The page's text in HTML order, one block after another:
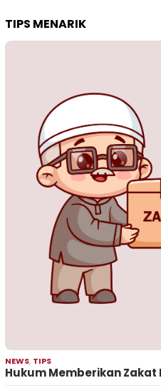
TIPS MENARIK
NEWS, TIPS
Hukum Memberikan Zakat